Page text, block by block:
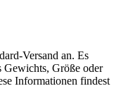
Versand an. Es
Gewichts, Größe oder
Informationen findest